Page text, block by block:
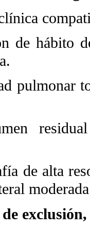
hábito
pulmonar
residual
de alta